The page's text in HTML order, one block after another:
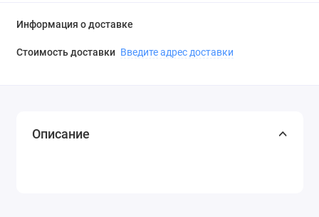
Информация о доставке
Стоимость доставки Введите адрес доставки
Описание